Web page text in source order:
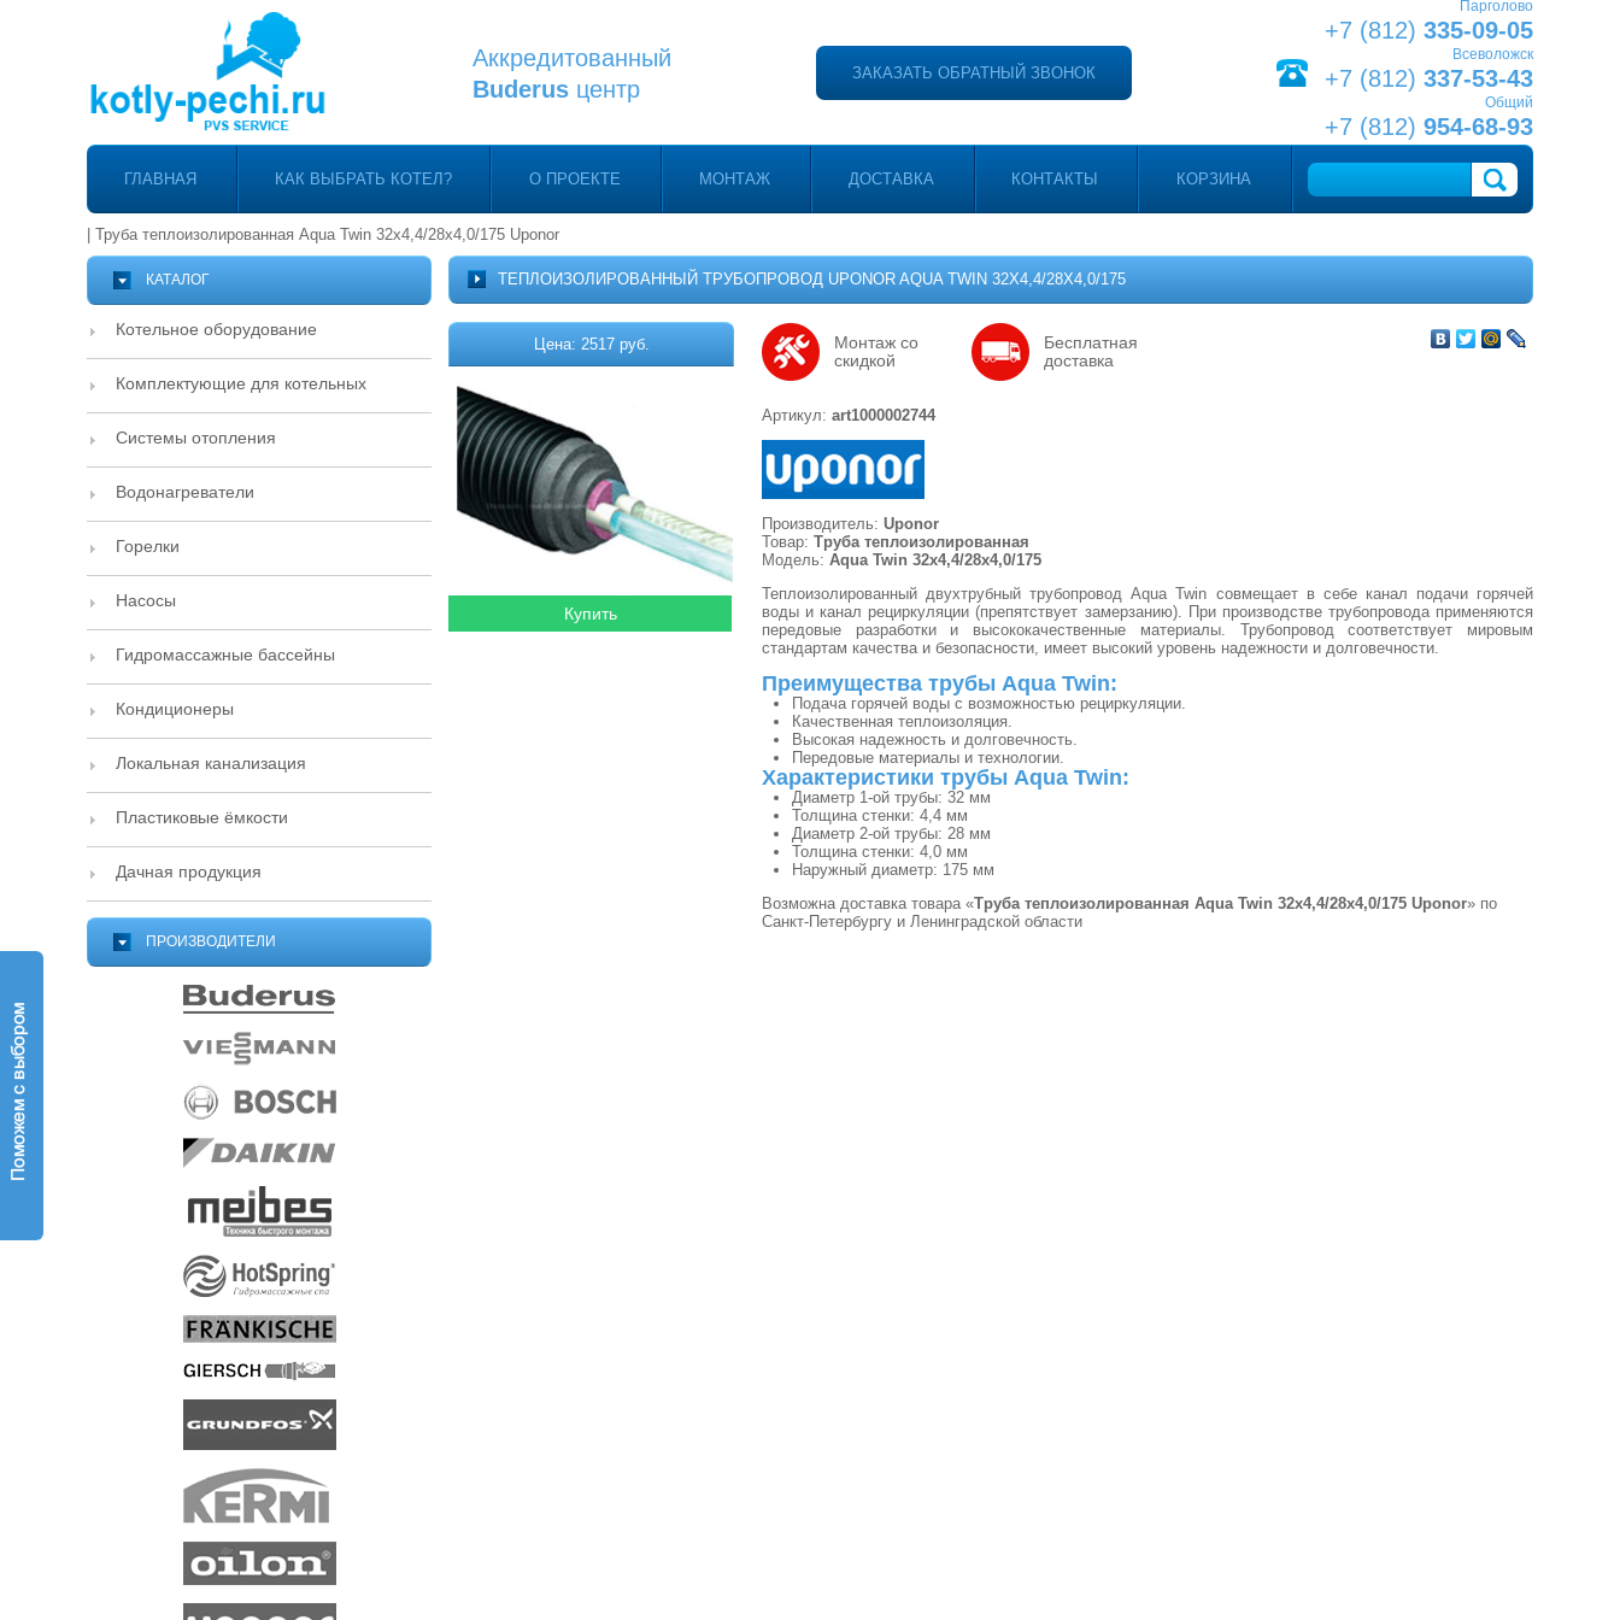
Аккредитованный
Buderus центр
ЗАКАЗАТЬ ОБРАТНЫЙ ЗВОНОК
Парголово
+7 (812) 335-09-05
Всеволожск
+7 (812) 337-53-43
Общий
+7 (812) 954-68-93
ГЛАВНАЯ КАК ВЫБРАТЬ КОТЕЛ? О ПРОЕКТЕ МОНТАЖ ДОСТАВКА КОНТАКТЫ КОРЗИНА
Труба теплоизолированная Aqua Twin 32х4,4/28х4,0/175 Uponor
КАТАЛОГ
Котельное оборудование
Комплектующие для котельных
Системы отопления
Водонагреватели
Горелки
Насосы
Гидромассажные бассейны
Кондиционеры
Локальная канализация
Пластиковые ёмкости
Дачная продукция
ПРОИЗВОДИТЕЛИ
ТЕПЛОИЗОЛИРОВАННЫЙ ТРУБОПРОВОД UPONOR AQUA TWIN 32Х4,4/28Х4,0/175
Цена: 2517 руб.
Монтаж со
скидкой
Бесплатная
доставка
Артикул: art1000002744
Производитель: Uponor
Товар: Труба теплоизолированная
Модель: Aqua Twin 32х4,4/28х4,0/175
Теплоизолированный двухтрубный трубопровод Aqua Twin совмещает в себе канал подачи горячей
воды и канал рециркуляции (препятствует замерзанию). При производстве трубопровода применяются
передовые разработки и высококачественные материалы. Трубопровод соответствует мировым
стандартам качества и безопасности, имеет высокий уровень надежности и долговечности.
Преимущества трубы Aqua Twin:
Подача горячей воды с возможностью рециркуляции.
Качественная теплоизоляция.
Высокая надежность и долговечность.
Передовые материалы и технологии.
Характеристики трубы Aqua Twin:
Диаметр 1-ой трубы: 32 мм
Толщина стенки: 4,4 мм
Диаметр 2-ой трубы: 28 мм
Толщина стенки: 4,0 мм
Наружный диаметр: 175 мм
Возможна доставка товара «Труба теплоизолированная Aqua Twin 32х4,4/28х4,0/175 Uponor» по
Санкт-Петербургу и Ленинградской области